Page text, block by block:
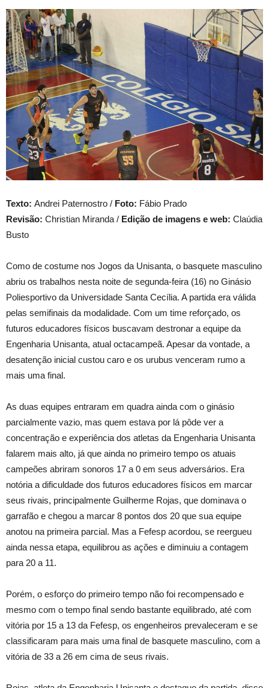
Texto: Andrei Paternostro / Foto: Fábio Prado
Revisão: Christian Miranda / Edição de imagens e web: Claúdia
Busto
Como de costume nos Jogos da Unisanta, o basquete masculino
abriu os trabalhos nesta noite de segunda-feira (16) no Ginásio
Poliesportivo da Universidade Santa Cecília. A partida era válida
pelas semifinais da modalidade. Com um time reforçado, os
futuros educadores físicos buscavam destronar a equipe da
Engenharia Unisanta, atual octacampeã. Apesar da vontade, a
desatenção inicial custou caro e os urubus venceram rumo a
mais uma final.
As duas equipes entraram em quadra ainda com o ginásio
parcialmente vazio, mas quem estava por lá pôde ver a
concentração e experiência dos atletas da Engenharia Unisanta
falarem mais alto, já que ainda no primeiro tempo os atuais
campeões abriram sonoros 17 a 0 em seus adversários. Era
notória a dificuldade dos futuros educadores físicos em marcar
seus rivais, principalmente Guilherme Rojas, que dominava o
garrafão e chegou a marcar 8 pontos dos 20 que sua equipe
anotou na primeira parcial. Mas a Fefesp acordou, se reergueu
ainda nessa etapa, equilibrou as ações e diminuiu a contagem
para 20 a 11.
Porém, o esforço do primeiro tempo não foi recompensado e
mesmo com o tempo final sendo bastante equilibrado, até com
vitória por 15 a 13 da Fefesp, os engenheiros prevaleceram e se
classificaram para mais uma final de basquete masculino, com a
vitória de 33 a 26 em cima de seus rivais.